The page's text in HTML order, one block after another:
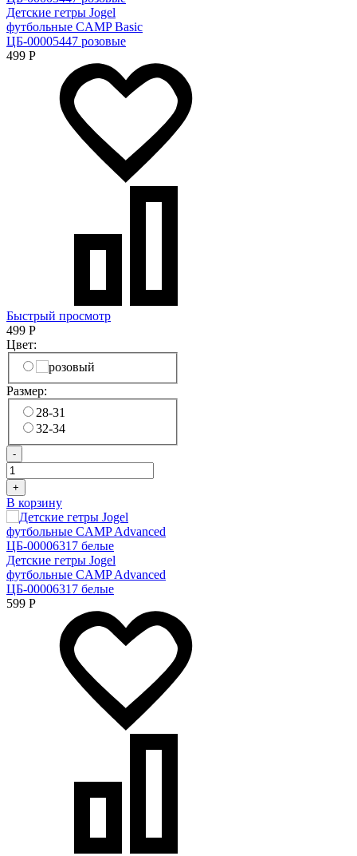
Детские гетры Jogel
футбольные CAMP Basic
ЦБ-00005447 розовые
499 Р
Быстрый просмотр
499 Р
Цвет:
Размер:
28-31
32-34
-
+
В корзину
Детские гетры Jogel
футбольные CAMP Advanced
ЦБ-00006317 белые
599 Р